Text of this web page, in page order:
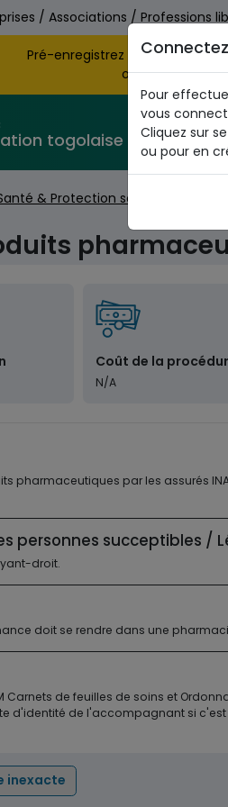
/ Associations / Professions
Pré-enregistrez vous dès
obtenez votre
togolaise
& Protection sociale
Coût de la
N/A
pharmaceutiques par les assurés
personnes succeptibles /
droit.
doit se rendre dans une
Carnets de feuilles de soins et
d'identité de l'accompagnant si
inexacte
Pour
vous
Cliquez sur
ou pour en